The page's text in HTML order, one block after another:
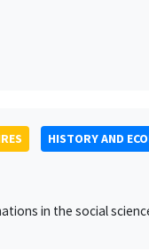
HISTORY AND
in the social